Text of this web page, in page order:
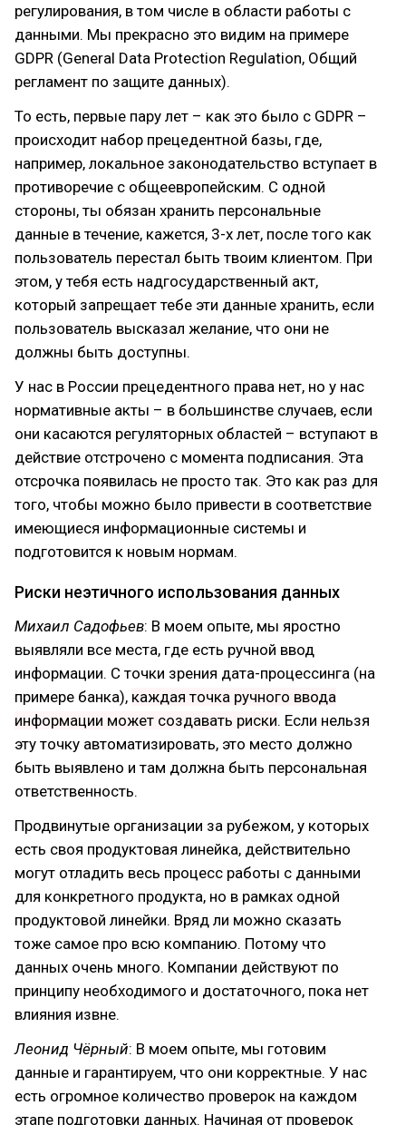
регулирования, в том числе в области работы с
данными. Мы прекрасно это видим на примере
GDPR (General Data Protection Regulation, Общий
регламент по защите данных).
То есть, первые пару лет – как это было с GDPR –
происходит набор прецедентной базы, где,
например, локальное законодательство вступает в
противоречие с общеевропейским. С одной
стороны, ты обязан хранить персональные
данные в течение, кажется, 3-х лет, после того как
пользователь перестал быть твоим клиентом. При
этом, у тебя есть надгосударственный акт,
который запрещает тебе эти данные хранить, если
пользователь высказал желание, что они не
должны быть доступны.
У нас в России прецедентного права нет, но у нас
нормативные акты – в большинстве случаев, если
они касаются регуляторных областей – вступают в
действие отстрочено с момента подписания. Эта
отсрочка появилась не просто так. Это как раз для
того, чтобы можно было привести в соответствие
имеющиеся информационные системы и
подготовится к новым нормам.
Риски неэтичного использования данных
Михаил Садофьев: В моем опыте, мы яростно
выявляли все места, где есть ручной ввод
информации. С точки зрения дата-процессинга (на
примере банка), каждая точка ручного ввода
информации может создавать риски. Если нельзя
эту точку автоматизировать, это место должно
быть выявлено и там должна быть персональная
ответственность.
Продвинутые организации за рубежом, у которых
есть своя продуктовая линейка, действительно
могут отладить весь процесс работы с данными
для конкретного продукта, но в рамках одной
продуктовой линейки. Вряд ли можно сказать
тоже самое про всю компанию. Потому что
данных очень много. Компании действуют по
принципу необходимого и достаточного, пока нет
влияния извне.
Леонид Чёрный: В моем опыте, мы готовим
данные и гарантируем, что они корректные. У нас
есть огромное количество проверок на каждом
этапе подготовки данных. Начиная от проверок